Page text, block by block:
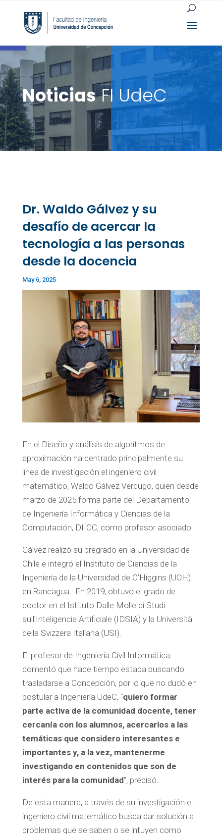
Open toolbar
NoticiasFI UdeC
Dr. Waldo Gálvez y su
desafío de acercar la
tecnología a las personas
desde la docencia
May 6, 2025
En el Diseño y análisis de algoritmos de
aproximación ha centrado principalmente su
línea de investigación el ingeniero civil
matemático, Waldo Gálvez Verdugo, quien desde
marzo de 2025 forma parte del Departamento
de Ingeniería Informática y Ciencias de la
Computación, DIICC, como profesor asociado.
Gálvez realizó su pregrado en la Universidad de
Chile e integró el Instituto de Ciencias de la
Ingeniería de la Universidad de O’Higgins (UOH)
en Rancagua. En 2019, obtuvo el grado de
doctor en el Istituto Dalle Molle di Studi
sull’Inteligencia Artificiale (IDSIA) y la Università
della Svizzera Italiana (USI).
El profesor de Ingeniería Civil Informática
comentó que hace tiempo estaba buscando
trasladarse a Concepción, por lo que no dudó en
postular a Ingeniería UdeC, “quiero formar
parte activa de la comunidad docente, tener
cercanía con los alumnos, acercarlos a las
temáticas que considero interesantes e
importantes y, a la vez, mantenerme
investigando en contenidos que son de
interés para la comunidad”, precisó.
De esta manera, a través de su investigación el
ingeniero civil matemático busca dar solución a
problemas que se saben o se intuyen como